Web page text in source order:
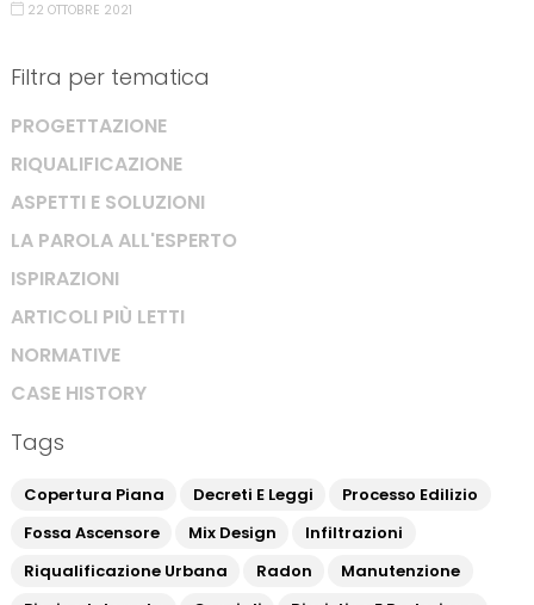
22 OTTOBRE 2021
Filtra per tematica
PROGETTAZIONE
RIQUALIFICAZIONE
ASPETTI E SOLUZIONI
LA PAROLA ALL'ESPERTO
ISPIRAZIONI
ARTICOLI PIÙ LETTI
NORMATIVE
CASE HISTORY
Tags
Copertura Piana Decreti E Leggi
Processo Edilizio
Fossa Ascensore
Mix Design
Infiltrazioni
Riqualificazione Urbana
Radon
Manutenzione